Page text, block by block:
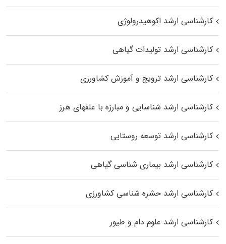
کارشناسی ارشد اکوهیدرولوژی
کارشناسی ارشد تولیدات گیاهی
کارشناسی ارشد ترویج و آموزش کشاورزی
کارشناسی ارشد شناسایی و مبارزه با علفهای هرز
کارشناسی ارشد توسعه روستایی
کارشناسی ارشد بیماری‌ شناسی گیاهی
کارشناسی ارشد حشره‌ شناسی کشاورزی
کارشناسی ارشد علوم دام و طیور